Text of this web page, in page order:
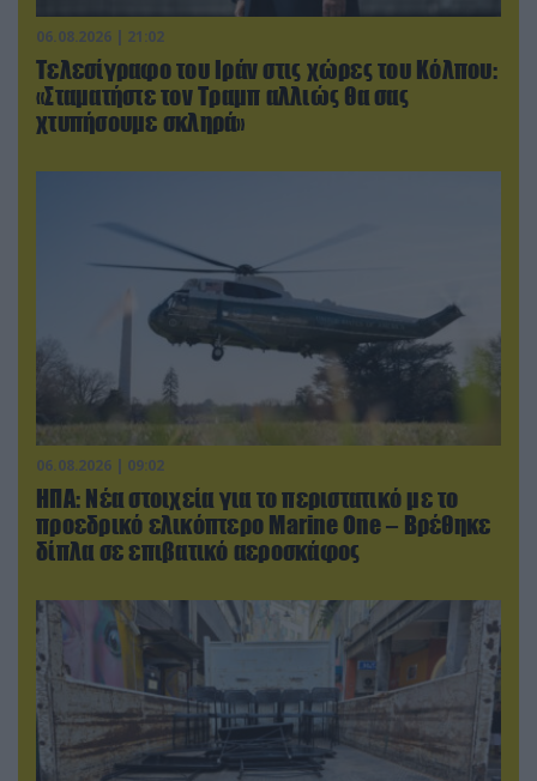
06.08.2026 | 21:02
Τελεσίγραφο του Ιράν στις χώρες του Κόλπου:
«Σταματήστε τον Τραμπ αλλιώς θα σας
χτυπήσουμε σκληρά»
06.08.2026 | 09:02
ΗΠΑ: Nέα στοιχεία για το περιστατικό με το
προεδρικό ελικόπτερο Marine One – Βρέθηκε
δίπλα σε επιβατικό αεροσκάφος